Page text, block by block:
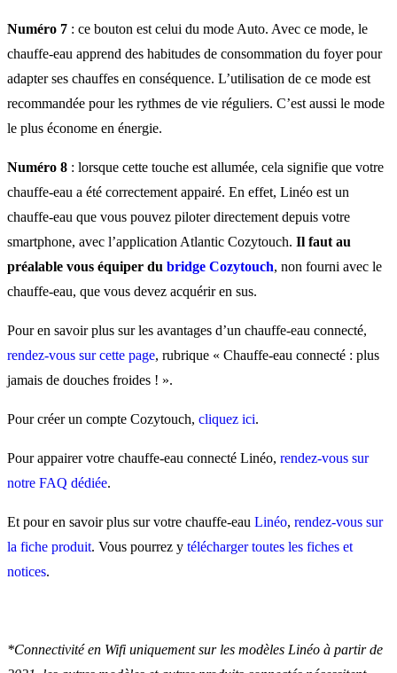
Numéro 7 : ce bouton est celui du mode Auto. Avec ce mode, le
chauffe-eau apprend des habitudes de consommation du foyer pour
adapter ses chauffes en conséquence. L’utilisation de ce mode est
recommandée pour les rythmes de vie réguliers. C’est aussi le mode
le plus économe en énergie.
Numéro 8 : lorsque cette touche est allumée, cela signifie que votre
chauffe-eau a été correctement appairé. En effet, Linéo est un
chauffe-eau que vous pouvez piloter directement depuis votre
smartphone, avec l’application Atlantic Cozytouch. Il faut au
préalable vous équiper du bridge Cozytouch, non fourni avec le
chauffe-eau, que vous devez acquérir en sus.
Pour en savoir plus sur les avantages d’un chauffe-eau connecté,
rendez-vous sur cette page, rubrique « Chauffe-eau connecté : plus
jamais de douches froides ! ».
Pour créer un compte Cozytouch, cliquez ici.
Pour appairer votre chauffe-eau connecté Linéo, rendez-vous sur
notre FAQ dédiée.
Et pour en savoir plus sur votre chauffe-eau Linéo, rendez-vous sur
la fiche produit. Vous pourrez y télécharger toutes les fiches et
notices.
*Connectivité en Wifi uniquement sur les modèles Linéo à partir de